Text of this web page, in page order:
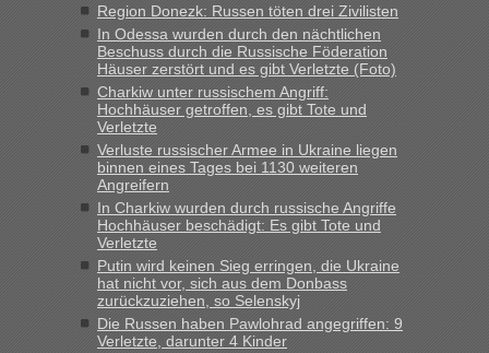
Recht, Visa und Dokumente • Deklaration
gebrauchter Kleidung beim Zoll
„Hallo Leute, ich weiß nicht, ob ich hier richtig bin mit meiner
Anfrage. Ich möchte 4 Umzugskartons mit gebrauchter
Straßen Kleidung bei der Einreise in die Ukraine
mitnehmen. Es ist gebrauchte Kleidung...“
Berichte und Reisetipps • Re: An welchem
Grenzübergang zwischen Polen und der Ukraine geht es am
schnellsten?
„Wir sind mit unserem Wohnmobil, wie geplant am Montag
15.6. in Krakovets rüber. Sehr zeitig los gegen 5 Uhr in der
Früh. Mit sehr sehr wenig Verkehr, super bis zur Grenze. Nur
8 PKW vor der Schranke....“
Region Donezk: Russen töten drei Zivilisten
In Odessa wurden durch den nächtlichen
Beschuss durch die Russische Föderation
Häuser zerstört und es gibt Verletzte (Foto)
Charkiw unter russischem Angriff:
Hochhäuser getroffen, es gibt Tote und
Verletzte
Verluste russischer Armee in Ukraine liegen
binnen eines Tages bei 1130 weiteren
Angreifern
In Charkiw wurden durch russische Angriffe
Hochhäuser beschädigt: Es gibt Tote und
Verletzte
Putin wird keinen Sieg erringen, die Ukraine
hat nicht vor, sich aus dem Donbass
zurückzuziehen, so Selenskyj
Die Russen haben Pawlohrad angegriffen: 9
Verletzte, darunter 4 Kinder